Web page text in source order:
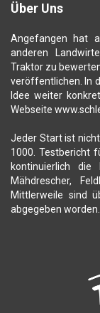
Über Uns
Angefangen hat
anderen
Traktor zu
veröffentlichen. In
Idee weiter
Webseite
Jeder Start ist
1000. Testbericht
kontinuierlich die
Mähdrescher,
Mittlerweile sind
abgegeben worden.